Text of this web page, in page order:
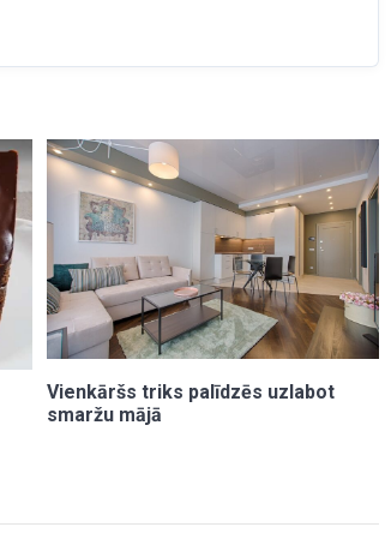
Vienkāršs triks palīdzēs uzlabot
smaržu mājā